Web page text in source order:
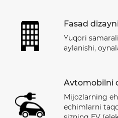
Fasad
Yuqori
aylanishi,
Avtomobilni
Mijozlarning
echimlarni